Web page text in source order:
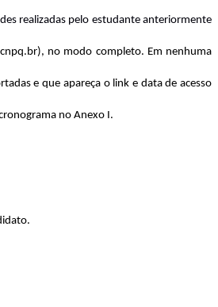
realizadas pelo estudante anteriormente
no modo completo. Em nenhuma
e que apareça o link e data de acesso
no Anexo I.